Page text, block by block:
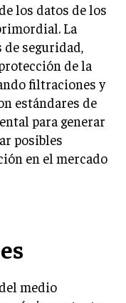
los datos de los
La
seguridad,
de la
filtraciones y
estándares de
para generar
posibles
en el mercado
medio